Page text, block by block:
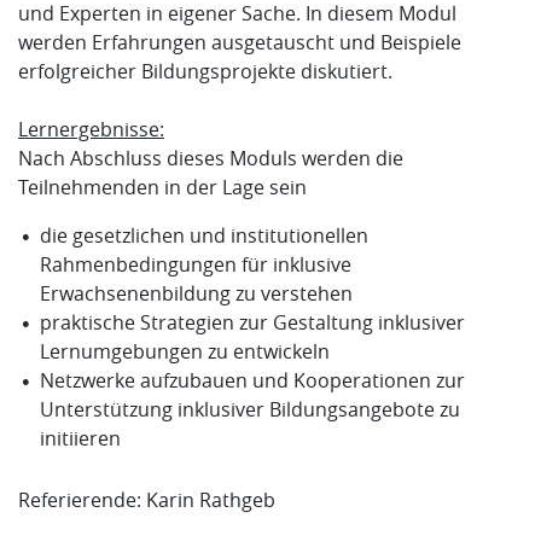
und Experten in eigener Sache. In diesem Modul
werden Erfahrungen ausgetauscht und Beispiele
erfolgreicher Bildungsprojekte diskutiert.
Lernergebnisse:
Nach Abschluss dieses Moduls werden die
Teilnehmenden in der Lage sein
die gesetzlichen und institutionellen
Rahmenbedingungen für inklusive
Erwachsenenbildung zu verstehen
praktische Strategien zur Gestaltung inklusiver
Lernumgebungen zu entwickeln
Netzwerke aufzubauen und Kooperationen zur
Unterstützung inklusiver Bildungsangebote zu
initiieren
Referierende: Karin Rathgeb